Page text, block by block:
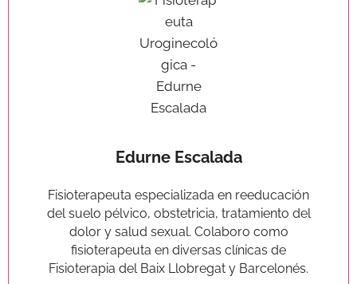
Edurne Escalada
Fisioterapeuta especializada en reeducación
del suelo pélvico, obstetricia, tratamiento del
dolor y salud sexual. Colaboro como
fisioterapeuta en diversas clínicas de
Fisioterapia del Baix Llobregat y Barcelonés.